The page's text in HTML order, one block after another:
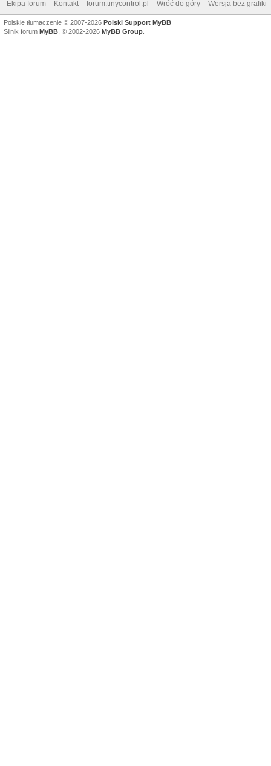
Ekipa forum Kontakt forum.tinycontrol.pl Wróć do góry Wersja bez grafiki
Polskie tłumaczenie © 2007-2026 Polski Support MyBB
Silnik forum MyBB , © 2002-2026 MyBB Group